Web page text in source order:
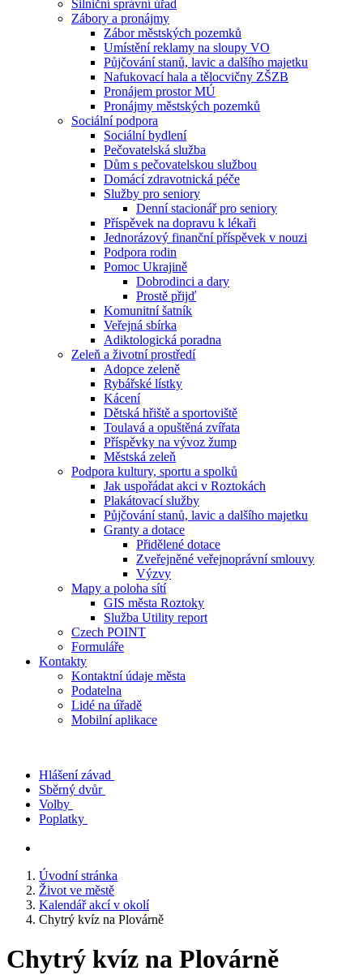
Silniční správní úřad
Zábory a pronájmy
Zábor městských pozemků
Umístění reklamy na sloupy VO
Půjčování stanů, lavic a dalšího majetku
Nafukovací hala a tělocvičny ZŠZB
Pronájem prostor MÚ
Pronájmy městských pozemků
Sociální podpora
Sociální bydlení
Pečovatelská služba
Dům s pečovatelskou službou
Domácí zdravotnická péče
Služby pro seniory
Denní stacionář pro seniory
Příspěvek na dopravu k lékaři
Jednorázový finanční příspěvek v nouzi
Podpora rodin
Pomoc Ukrajině
Dobrodinci a dary
Prostě přijď
Komunitní šatník
Veřejná sbírka
Adiktologická poradna
Zeleň a životní prostředí
Adopce zeleně
Rybářské lístky
Kácení
Dětská hřiště a sportoviště
Toulavá a opuštěná zvířata
Příspěvky na vývoz žump
Městská zeleň
Podpora kultury, sportu a spolků
Jak uspořádat akci v Roztokách
Plakátovací služby
Půjčování stanů, lavic a dalšího majetku
Granty a dotace
Přidělené dotace
Zveřejněné veřejnoprávní smlouvy
Výzvy
Mapy a poloha sítí
GIS města Roztoky
Služba Utility report
Czech POINT
Formuláře
Kontakty
Kontaktní údaje města
Podatelna
Lidé na úřadě
Mobilní aplikace
Hlášení závad
Sběrný dvůr
Volby
Poplatky
Úvodní stránka
Život ve městě
Kalendář akcí v okolí
Chytrý kvíz na Plovárně
Chytrý kvíz na Plovárně